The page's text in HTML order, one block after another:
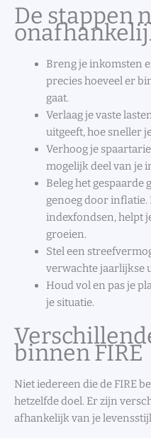
De stappen
Breng je inkomsten
precies hoeveel er
gaat.
Verlaag je vaste
uitgeeft, hoe sneller
Verhoog je
mogelijk deel van je
Beleg het gespaarde
genoeg door inflatie.
indexfondsen, helpt
groeien.
Stel een
verwachte jaarlijkse
Houd vol en pas je
je situatie.
binnen FIRE
Niet iedereen die de FIRE
hetzelfde doel. Er zijn
afhankelijk van je